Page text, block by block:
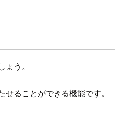
う。
ることができる機能です。